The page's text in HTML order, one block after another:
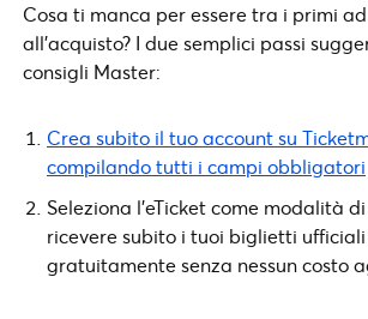
Cosa ti manca per essere tra i primi
all’acquisto? I due semplici passi
consigli Master:
Crea subito il tuo account su
compilando tutti i campi obbligatori
Seleziona l’eTicket come modalità
ricevere subito i tuoi biglietti
gratuitamente senza nessun costo